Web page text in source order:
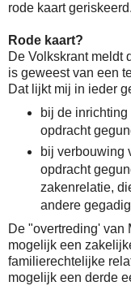
rode kaart geriskeerd.
Rode kaart?
De Volkskrant meldt
is geweest van een
Dat lijkt mij in ieder
bij de
opdracht
bij verbouwing
opdracht
zakenrelatie,
andere
De "overtreding' van
mogelijk een
familierechtelijke
mogelijk een derde